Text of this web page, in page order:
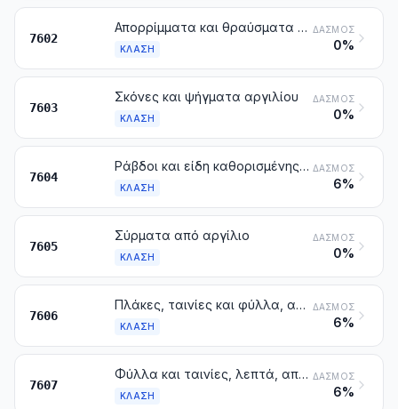
7602
Απορρίμματα και θραύσματα αργιλίου
ΚΛΆΣΗ
ΔΑΣΜΌΣ
0%
7603
Σκόνες και ψήγματα αργιλίου
ΚΛΆΣΗ
ΔΑΣΜΌΣ
0%
7604
Ράβδοι και είδη καθορισμένης μορφής από αργίλιο
ΚΛΆΣΗ
ΔΑΣΜΌΣ
6%
7605
Σύρματα από αργίλιο
ΚΛΆΣΗ
ΔΑΣΜΌΣ
0%
7606
Πλάκες, ταινίες και φύλλα, από αργίλιο, με πάχος που υπερβαίνει τα 0,2 mm
ΚΛΆΣΗ
ΔΑΣΜΌΣ
6%
7607
Φύλλα και ταινίες, λεπτά, από αργίλιο (έστω και τυπωμένα ή επικολλημένα σε χαρτί, χαρτόνι, πλαστικές ύλες ή παρόμοια υποθέματα), με πάχος που δεν υπερβαίνει τα 0,2 mm (μη περιλαμβανομένου του υποθέματος)
ΚΛΆΣΗ
ΔΑΣΜΌΣ
6%